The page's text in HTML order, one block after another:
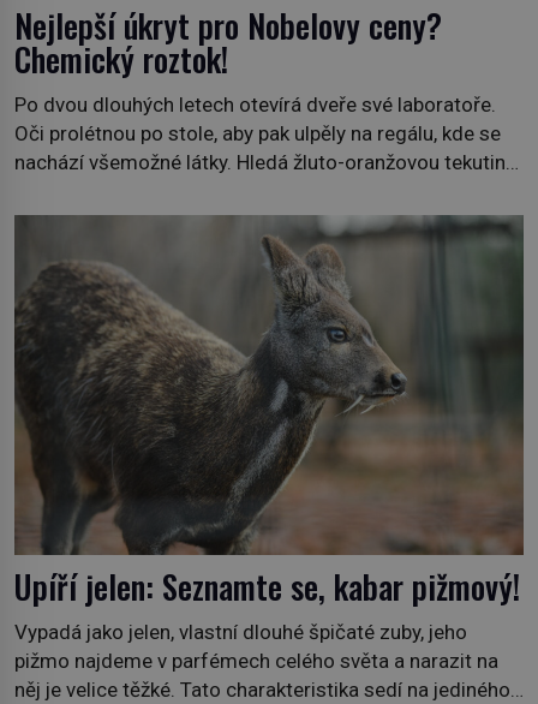
Nejlepší úkryt pro Nobelovy ceny?
Chemický roztok!
Po dvou dlouhých letech otevírá dveře své laboratoře.
Oči prolétnou po stole, aby pak ulpěly na regálu, kde se
nachází všemožné látky. Hledá žluto-oranžovou tekutinu,
plán dokončit. Pod termínem aqua regia se skrývá
směs s názvem lučavka královská. Svůj přídomek nemá
pro nic za nic, […]
Upíří jelen: Seznamte se, kabar pižmový!
Vypadá jako jelen, vlastní dlouhé špičaté zuby, jeho
pižmo najdeme v parfémech celého světa a narazit na
něj je velice těžké. Tato charakteristika sedí na jediného